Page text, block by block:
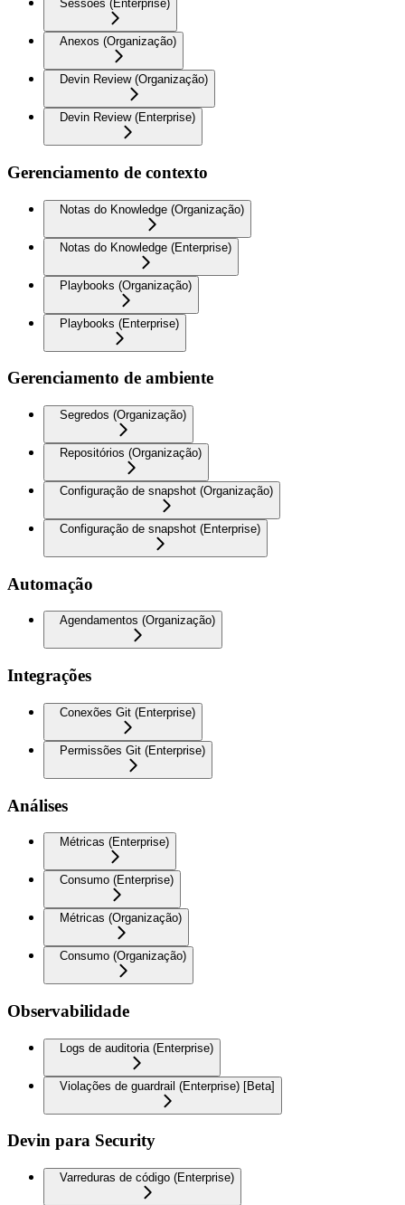
Sessões (Enterprise)
Anexos (Organização)
Devin Review (Organização)
Devin Review (Enterprise)
Gerenciamento de contexto
Notas do Knowledge (Organização)
Notas do Knowledge (Enterprise)
Playbooks (Organização)
Playbooks (Enterprise)
Gerenciamento de ambiente
Segredos (Organização)
Repositórios (Organização)
Configuração de snapshot (Organização)
Configuração de snapshot (Enterprise)
Automação
Agendamentos (Organização)
Integrações
Conexões Git (Enterprise)
Permissões Git (Enterprise)
Análises
Métricas (Enterprise)
Consumo (Enterprise)
Métricas (Organização)
Consumo (Organização)
Observabilidade
Logs de auditoria (Enterprise)
Violações de guardrail (Enterprise) [Beta]
Devin para Security
Varreduras de código (Enterprise)